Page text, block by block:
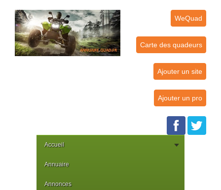
WeQuad
Carte des quadeurs
Ajouter un site
Ajouter un pro
Accueil
Annuaire
Annonces